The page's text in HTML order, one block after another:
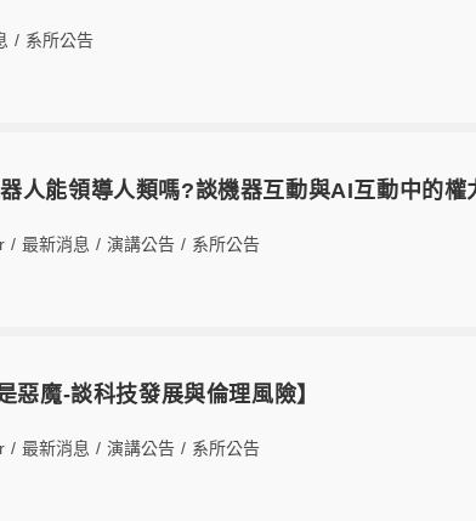
/ 系所公告
人能領導人類嗎?談機器互動與AI互動中的權
/ 最新消息 / 演講公告 / 系所公告
惡魔-談科技發展與倫理風險】
/ 最新消息 / 演講公告 / 系所公告